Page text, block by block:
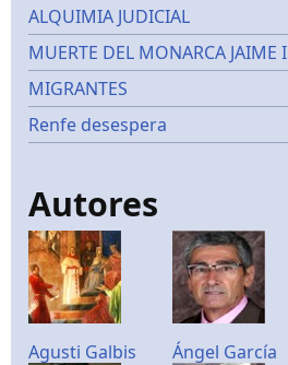
ALQUIMIA JUDICIAL
MUERTE DEL MONARCA JAIME I
MIGRANTES
Renfe desespera
Autores
Agusti Galbis Ángel García